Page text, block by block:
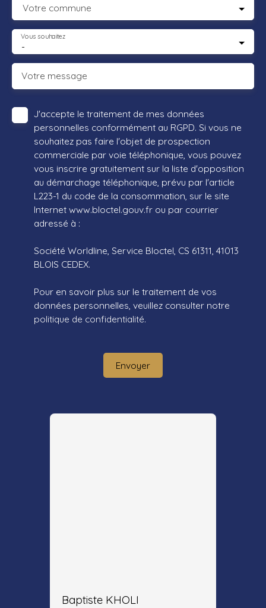
Votre commune
-
Vous souhaitez
Votre message
J'accepte le traitement de mes données
personnelles conformément au RGPD. Si vous ne
souhaitez pas faire l'objet de prospection
commerciale par voie téléphonique, vous pouvez
vous inscrire gratuitement sur la liste d'opposition
au démarchage téléphonique, prévu par l'article
L223-1 du code de la consommation, sur le site
Internet www.bloctel.gouv.fr ou par courrier
adressé à :
Société Worldline, Service Bloctel, CS 61311, 41013
BLOIS CEDEX.
Pour en savoir plus sur le traitement de vos
données personnelles, veuillez consulter notre
politique de confidentialité.
Envoyer
Baptiste KHOLI